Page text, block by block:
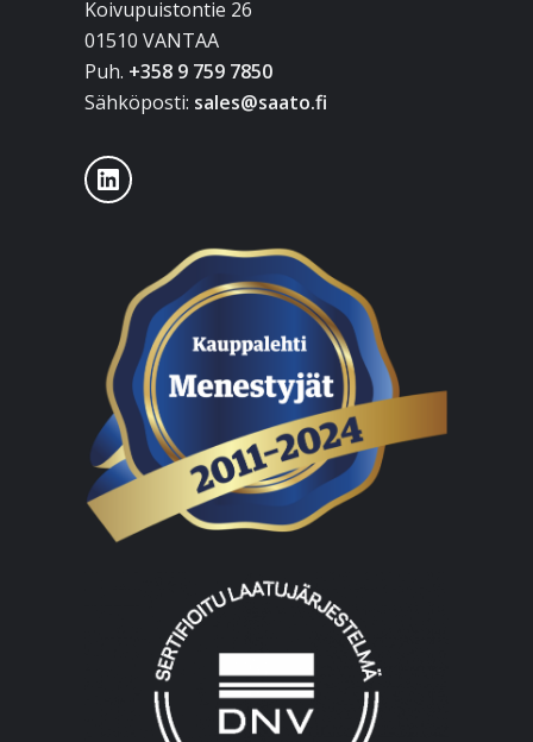
Koivupuistontie 26
01510 VANTAA
Puh. +358 9 759 7850
Sähköposti: sales@saato.fi
LinkedIn